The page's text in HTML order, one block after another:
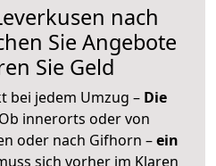
nach
Sie Angebote
Sie Geld
bei jedem Umzug – Die
Ob innerorts oder von
oder nach Gifhorn –ein
sich vorher im Klaren